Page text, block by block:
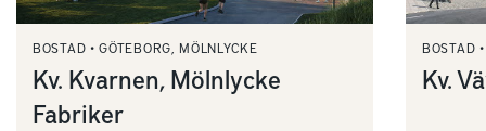
BOSTAD GÖTEBORG, MÖLNLYCKE
Kv. Kvarnen, Mölnlycke
Fabriker
BOSTAD
Kv.